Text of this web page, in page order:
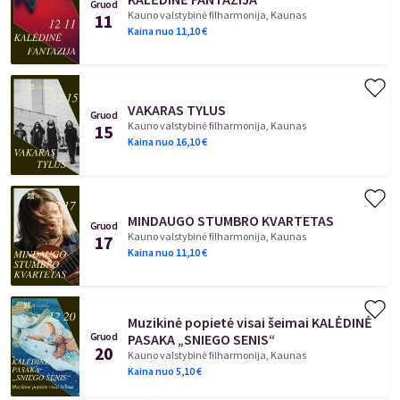
Gruod
11
Kauno valstybinė filharmonija, Kaunas
Kaina nuo 11,10€
Gruod
15
VAKARAS TYLUS
Kauno valstybinė filharmonija, Kaunas
Kaina nuo 16,10€
Gruod
17
MINDAUGO STUMBRO KVARTETAS
Kauno valstybinė filharmonija, Kaunas
Kaina nuo 11,10€
Gruod
20
Muzikinė popietė visai šeimai KALĖDINĖ
PASAKA „SNIEGO SENIS“
Kauno valstybinė filharmonija, Kaunas
Kaina nuo 5,10€